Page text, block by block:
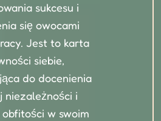
sukcesu i
się owocami
Jest to karta
siebie,
do docenienia
niezależności i
w swoim